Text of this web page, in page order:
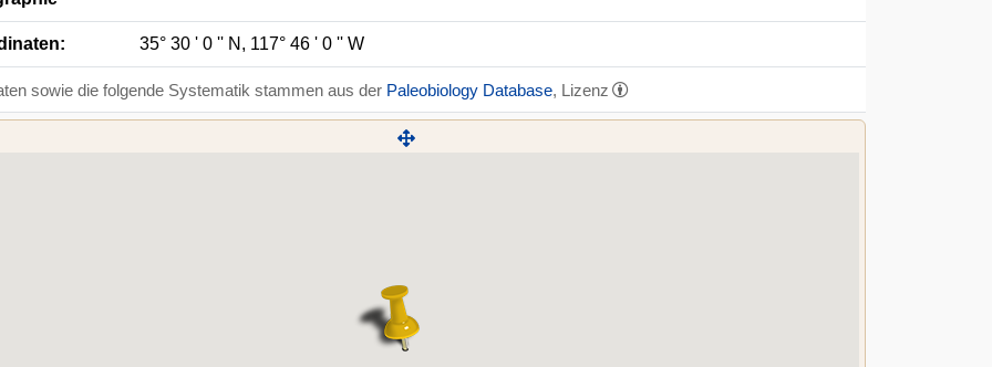
35° 30 ' 0 '' N, 117° 46 ' 0 '' W
sowie die folgende Systematik stammen aus der Paleobiology Database, Lizenz